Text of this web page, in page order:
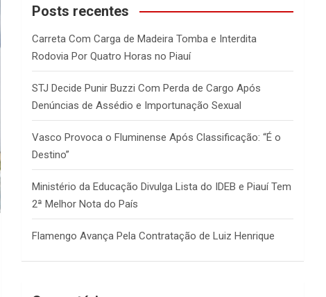
c
Posts recentes
Carreta Com Carga de Madeira Tomba e Interdita
Rodovia Por Quatro Horas no Piauí
STJ Decide Punir Buzzi Com Perda de Cargo Após
Denúncias de Assédio e Importunação Sexual
Vasco Provoca o Fluminense Após Classificação: “É o
Destino”
Ministério da Educação Divulga Lista do IDEB e Piauí Tem
2ª Melhor Nota do País
Flamengo Avança Pela Contratação de Luiz Henrique